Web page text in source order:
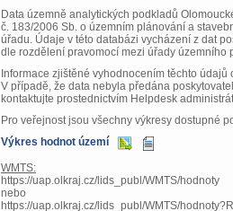
Data územně analytických podkladů
č. 183/2006 Sb. o územním plánování a
úřadu. Údaje v této databázi vycházení z dat
dle rozdělení pravomocí mezi úřady územního
Informace zjištěné vyhodnocením těchto
V případě, že data nebyla předána
kontaktujte prostednictvím Helpdesk
Pro veřejnost jsou všechny výkresy dostupné
Výkres hodnot území
WMTS:
https://uap.olkraj.cz/lids_publ/WMTS/hodnoty
nebo
https://uap.olkraj.cz/lids_publ/WMTS/